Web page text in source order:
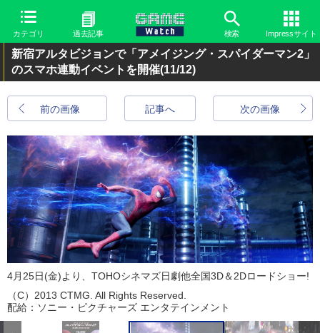
カテゴリ 過去記事 検索 Impressサイト
新宿アルタビジョンで「アメイジング・スパイダーマン2」
のスマホ連動イベントを開催(11/12)
前の画像 次の画像
記事へ
4月25日(金)より、TOHOシネマズ日劇他全国3D＆2Dロードショー!
（C）2013 CTMG. All Rights Reserved.
配給：ソニー・ピクチャーズ エンタテインメント